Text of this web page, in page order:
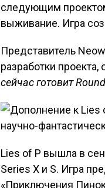
следующим
выживание. Игра
Представитель
разработки проекта,
сейчас готовит
Lies of P вышла в
Series X и S. Игра
«Приключения